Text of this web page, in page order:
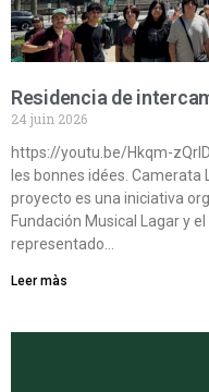
Residencia de
24 juin 2026
https://youtu.be/Hkqm-
les bonnes idées. Camerata
proyecto es una iniciativa
Fundación Musical Lagar y
representado…
Leer màs